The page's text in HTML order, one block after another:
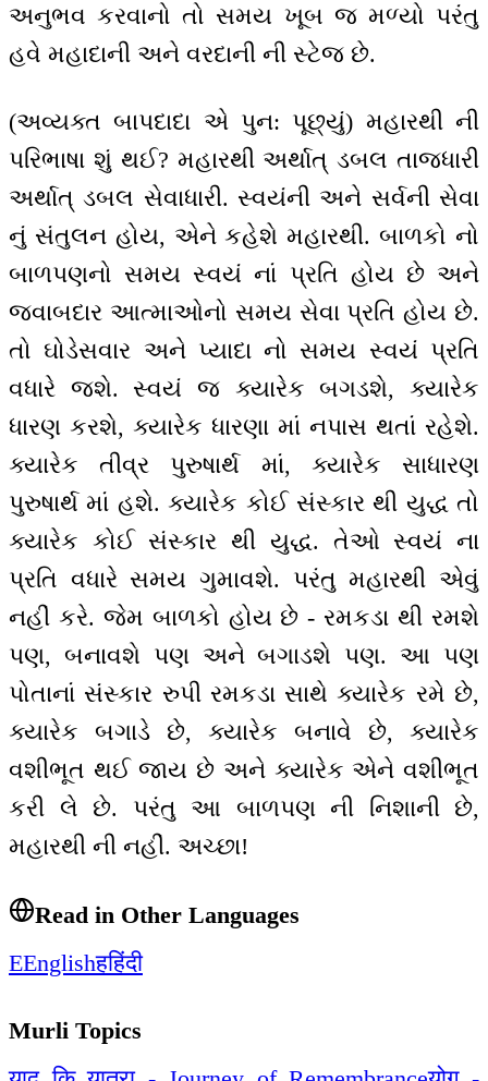
અનુભવ કરવાનો તો સમય ખૂબ જ મળ્યો પરંતુ
હવે મહાદાની અને વરદાની ની સ્ટેજ છે.
(અવ્યક્ત બાપદાદા એ પુન: પૂછ્યું) મહારથી ની
પરિભાષા શું થઈ? મહારથી અર્થાત્ ડબલ તાજધારી
અર્થાત્ ડબલ સેવાધારી. સ્વયંની અને સર્વની સેવા
નું સંતુલન હોય, એને કહેશે મહારથી. બાળકો નો
બાળપણનો સમય સ્વયં નાં પ્રતિ હોય છે અને
જવાબદાર આત્માઓનો સમય સેવા પ્રતિ હોય છે.
તો ઘોડેસવાર અને પ્યાદા નો સમય સ્વયં પ્રતિ
વધારે જશે. સ્વયં જ ક્યારેક બગડશે, ક્યારેક
ધારણ કરશે, ક્યારેક ધારણા માં નપાસ થતાં રહેશે.
ક્યારેક તીવ્ર પુરુષાર્થ માં, ક્યારેક સાધારણ
પુરુષાર્થ માં હશે. ક્યારેક કોઈ સંસ્કાર થી યુદ્ધ તો
ક્યારેક કોઈ સંસ્કાર થી યુદ્ધ. તેઓ સ્વયં ના
પ્રતિ વધારે સમય ગુમાવશે. પરંતુ મહારથી એવું
નહીં કરે. જેમ બાળકો હોય છે - રમકડા થી રમશે
પણ, બનાવશે પણ અને બગાડશે પણ. આ પણ
પોતાનાં સંસ્કાર રુપી રમકડા સાથે ક્યારેક રમે છે,
ક્યારેક બગાડે છે, ક્યારેક બનાવે છે, ક્યારેક
વશીભૂત થઈ જાય છે અને ક્યારેક એને વશીભૂત
કરી લે છે. પરંતુ આ બાળપણ ની નિશાની છે,
મહારથી ની નહીં. અચ્છા!
Read in Other Languages
EEnglishहहिंदी
Murli Topics